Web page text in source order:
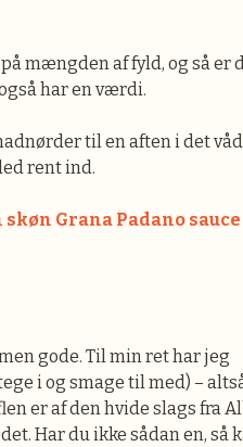
mængden af fyld, og så er
har en værdi.
til en aften i det
rent ind.
Grana Padano sauce
gode. Til min ret har jeg
i og smage til med) –
er af den hvide slags fra
Har du ikke sådan en, så